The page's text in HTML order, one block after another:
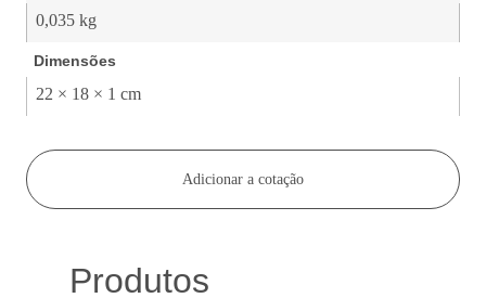
0,035 kg
Dimensões
22 × 18 × 1 cm
Adicionar a cotação
Produtos